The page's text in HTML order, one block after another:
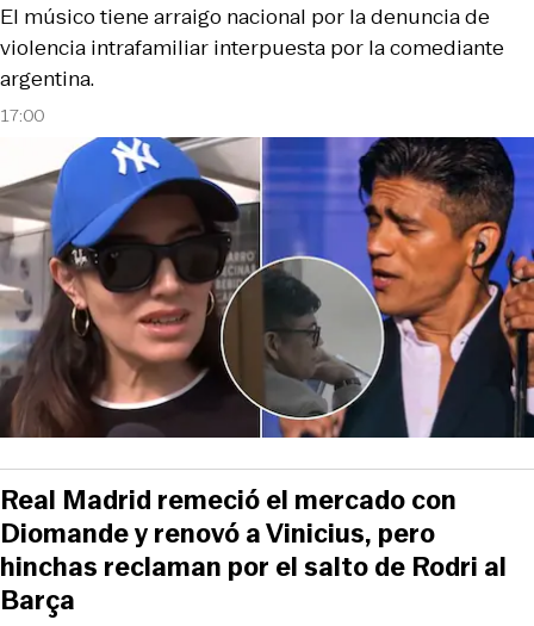
17:00
El músico tiene arraigo nacional por la denuncia de
violencia intrafamiliar interpuesta por la comediante
argentina.
Real Madrid remeció el mercado con
Diomande y renovó a Vinicius, pero
hinchas reclaman por el salto de Rodri al
Barça